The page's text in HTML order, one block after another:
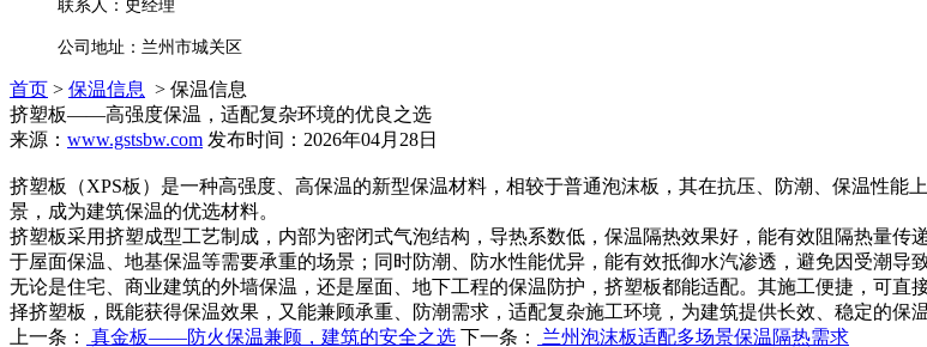
联系人：史经理
公司地址：兰州市城关区
首页 > 保温信息 > 保温信息
挤塑板——高强度保温，适配复杂环境的优良之选
来源： www.gstsbw.com 发布时间：2026年04月28日
挤塑板（XPS板）是一种高强度、高保温的新型保温材料，相较于普通泡沫板，其在抗压、防潮、保温性
景，成为建筑保温的优选材料。
挤塑板采用挤塑成型工艺制成，内部为密闭式气泡结构，导热系数低，保温隔热效果好，能有效阻隔热量
于屋面保温、地基保温等需要承重的场景；同时防潮、防水性能优异，能有效抵御水汽渗透，避免因受潮导
无论是住宅、商业建筑的外墙保温，还是屋面、地下工程的保温防护，挤塑板都能适配。其施工便捷，可
择挤塑板，既能获得保温效果，又能兼顾承重、防潮需求，适配复杂施工环境，为建筑提供长效、稳定的保温
上一条：
真金板——防火保温兼顾，建筑的安全之选 下一条： 兰州泡沫板适配多场景保温隔热需求